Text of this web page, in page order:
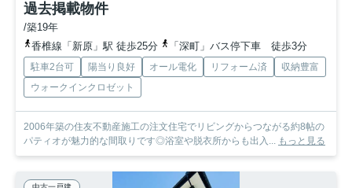
過去掲載物件
/築19年
香椎線「新原」駅 徒歩25分
「深町」バス停下車 徒歩3分
駐車2台可 陽当り良好 オール電化 リフォーム済
収納豊富
ウォークインクロゼット
2006年築の住友不動産施工の注文住宅でリビングからつながる約8帖の
パティオが魅力的な間取りです◎浴室や脱衣所からも出入... もっと見る